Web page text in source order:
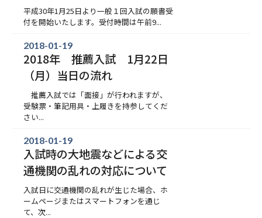
平成30年1月25日より一般１回入試の願書受
付を開始いたします。受付時間は午前9...
2018-01-19
2018年 推薦入試 1月22日
（月）当日の流れ
推薦入試では「面接」が行われますが、
受験票・筆記用具・上履きを持参してくだ
さい...
2018-01-19
入試時の大地震などによる交
通機関の乱れの対応について
入試日に交通機関の乱れが生じた場合、ホ
ームページまたはスマートフォンを通じ
て、次...